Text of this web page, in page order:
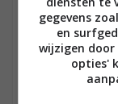
gegevens
en
wijzigen
opties'